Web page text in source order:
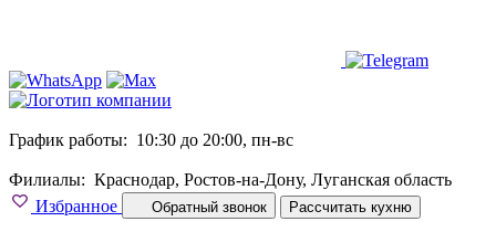
График работы: 10:30 до 20:00, пн-вс
Филиалы: Краснодар, Ростов-на-Дону, Луганская область
Избранное
Обратный звонок Рассчитать кухню